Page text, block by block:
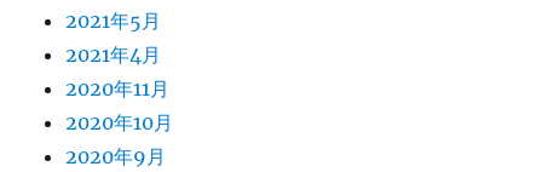
2021年5月
2021年4月
2020年11月
2020年10月
2020年9月